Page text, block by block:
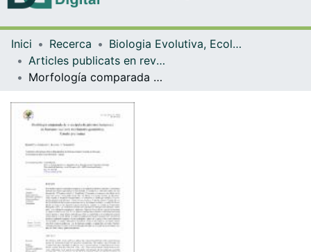
Navega per tot el DD
Inici Recerca
Biologia Evolutiva, Ecologia i Ciències Ambientals
Articles publicats en revistes (Biologia Evolutiva, Ecologia i Ciències Ambientals)
Morfología comparada de la escápula de primates humanos y no humanos mediante morfometría geométrica. Estudio preliminar.